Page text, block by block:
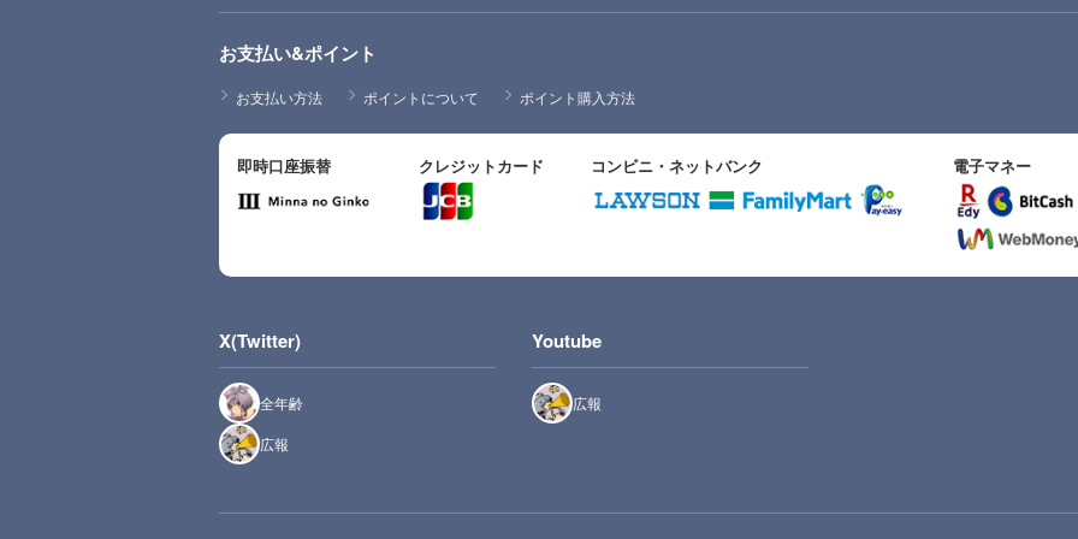
お支払い&ポイント
お支払い方法 ポイントについて ポイント購入方法
即時口座振替 クレジットカード コンビニ・ネットバンク 電子マネー
X(Twitter)
全年齢
広報
Youtube
広報